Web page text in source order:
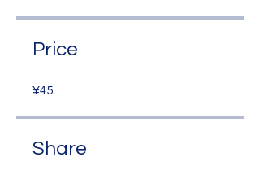
Price
¥45
Share